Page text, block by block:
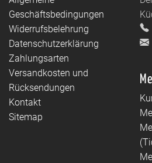
Geschäftsbedingungen
Widerrufsbelehrung
Datenschutzerklärung
Zahlungsarten
Versandkosten und
Rücksendungen
Kontakt
Sitemap